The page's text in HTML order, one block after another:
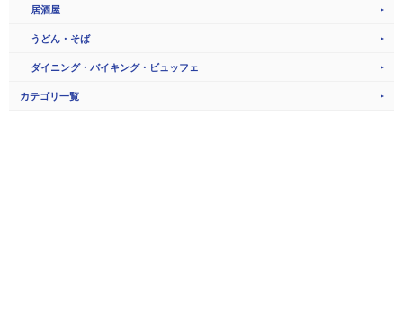
居酒屋
うどん・そば
ダイニング・バイキング・ビュッフェ
カテゴリ一覧